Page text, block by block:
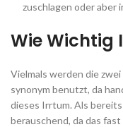
zuschlagen oder aber
Wie Wichtig
Vielmals werden die
synonym benutzt, da
dieses Irrtum. Als
berauschend, da das